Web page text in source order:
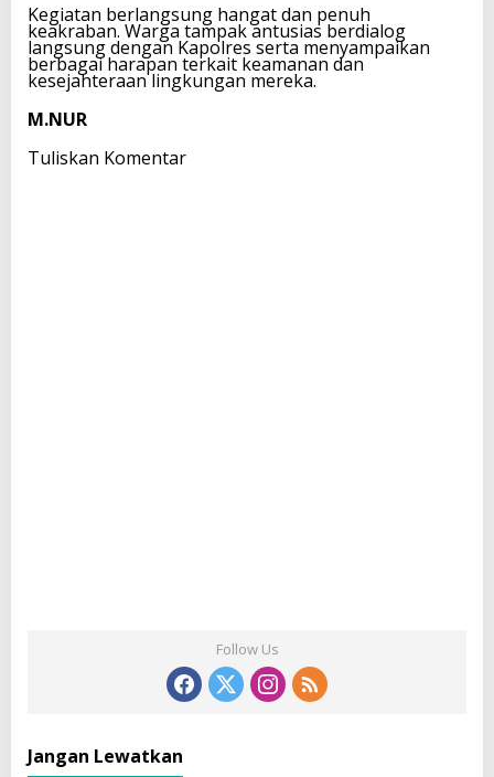
Kegiatan berlangsung hangat dan penuh
keakraban. Warga tampak antusias berdialog
langsung dengan Kapolres serta menyampaikan
berbagai harapan terkait keamanan dan
kesejahteraan lingkungan mereka.
M.NUR
Tuliskan Komentar
Follow Us
Jangan Lewatkan